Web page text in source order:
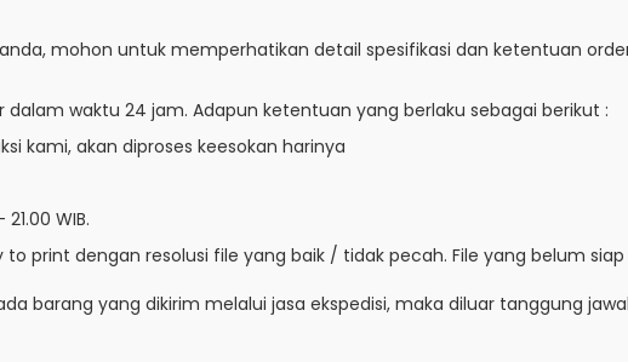
mohon untuk memperhatikan detail spesifikasi dan ketentuan
waktu 24 jam. Adapun ketentuan yang berlaku sebagai berikut :
kami, akan diproses keesokan harinya
WIB.
print dengan resolusi file yang baik / tidak pecah. File yang belum
barang yang dikirim melalui jasa ekspedisi, maka diluar tanggung